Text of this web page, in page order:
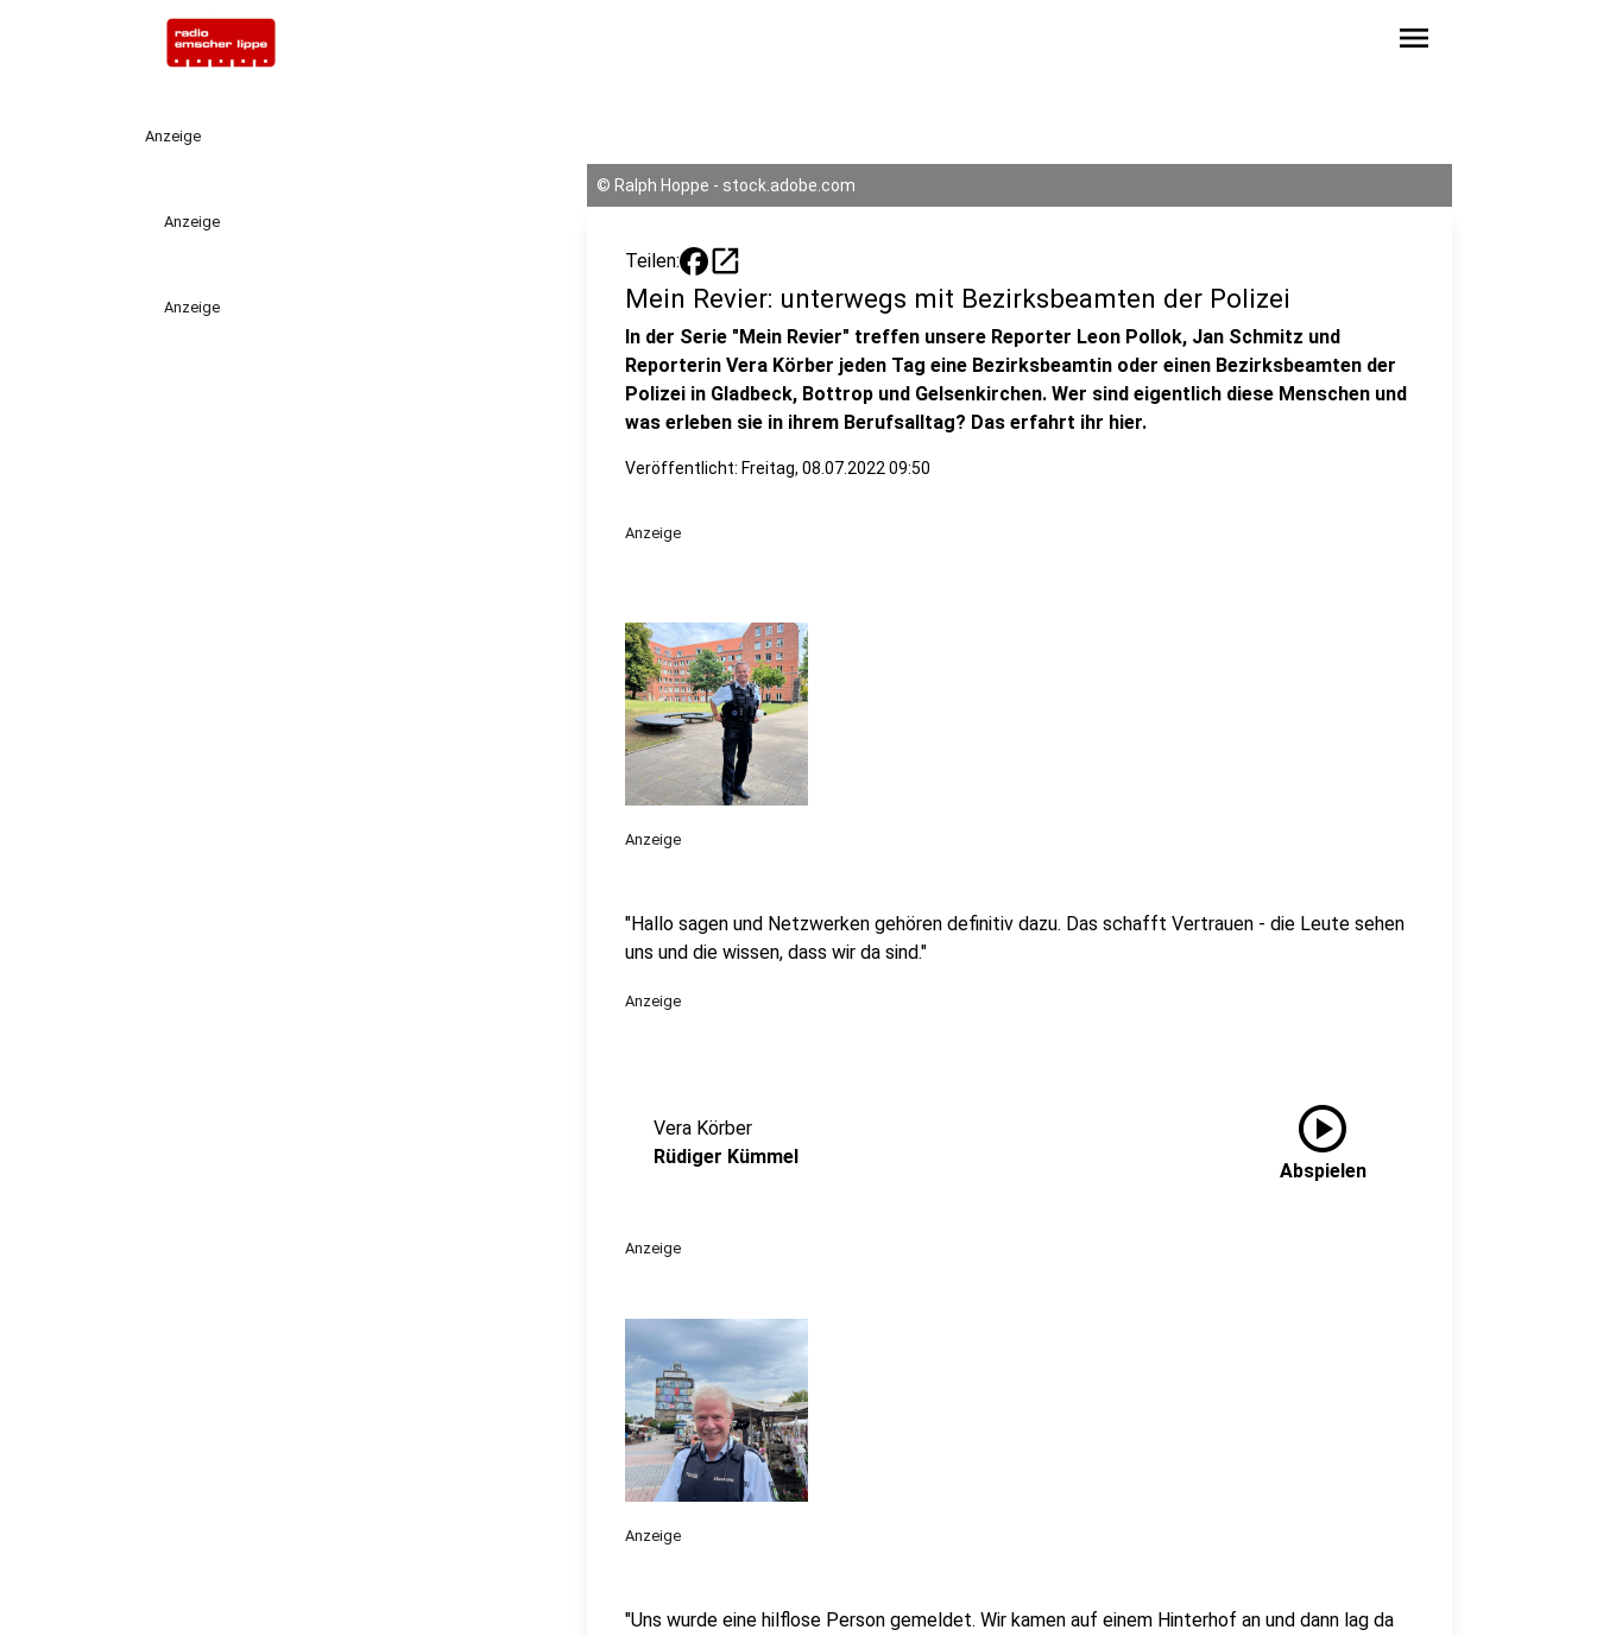
menu
Anzeige
Anzeige
Anzeige
© Ralph Hoppe - stock.adobe.com
Teilen: open_in_new
Mein Revier: unterwegs mit Bezirksbeamten der Polizei
In der Serie "Mein Revier" treffen unsere Reporter Leon Pollok, Jan Schmitz und
Reporterin Vera Körber jeden Tag eine Bezirksbeamtin oder einen Bezirksbeamten der
Polizei in Gladbeck, Bottrop und Gelsenkirchen. Wer sind eigentlich diese Menschen und
was erleben sie in ihrem Berufsalltag? Das erfahrt ihr hier.
Veröffentlicht: Freitag, 08.07.2022 09:50
Anzeige
Anzeige
"Hallo sagen und Netzwerken gehören definitiv dazu. Das schafft Vertrauen - die Leute sehen
uns und die wissen, dass wir da sind."
Anzeige
Vera Körber
Rüdiger Kümmel
play_circle
Abspielen
Anzeige
Anzeige
"Uns wurde eine hilflose Person gemeldet. Wir kamen auf einem Hinterhof an und dann lag da